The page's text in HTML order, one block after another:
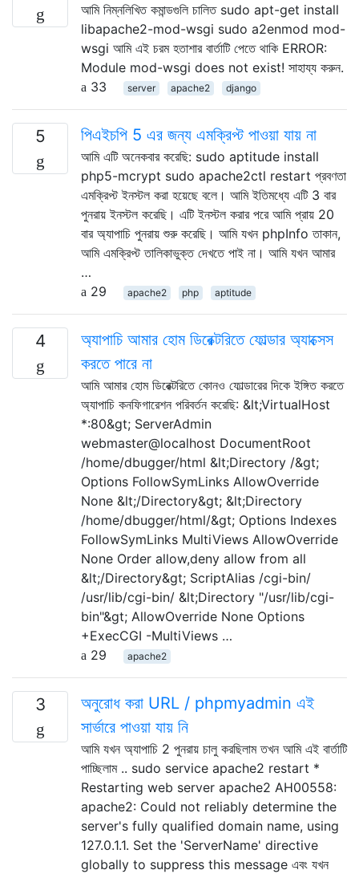
আমি নিম্নলিখিত কমান্ডগুলি চালিত sudo apt-get install
libapache2-mod-wsgi sudo a2enmod mod-
wsgi আমি এই চরম হতাশার বার্তাটি পেতে থাকি ERROR:
Module mod-wsgi does not exist! সাহায্য করুন.
33
server apache2 django
5 পিএইচপি 5 এর জন্য এমক্রিপ্ট পাওয়া যায় না
আমি এটি অনেকবার করেছি: sudo aptitude install
php5-mcrypt sudo apache2ctl restart প্রবণতা
এমক্রিপ্ট ইনস্টল করা হয়েছে বলে। আমি ইতিমধ্যে এটি 3 বার
পুনরায় ইনস্টল করেছি। এটি ইনস্টল করার পরে আমি প্রায় 20
বার অ্যাপাচি পুনরায় শুরু করেছি। আমি যখন phpInfo তাকান,
আমি এমক্রিপ্ট তালিকাভুক্ত দেখতে পাই না। আমি যখন আমার
…
29
apache2 php aptitude
4
অ্যাপাচি আমার হোম ডিরেক্টরিতে ফোল্ডার অ্যাক্সেস
করতে পারে না
আমি আমার হোম ডিরেক্টরিতে কোনও ফোল্ডারের দিকে ইঙ্গিত করতে
অ্যাপাচি কনফিগারেশন পরিবর্তন করেছি: &lt;VirtualHost
*:80&gt; ServerAdmin
webmaster@localhost DocumentRoot
/home/dbugger/html &lt;Directory /&gt;
Options FollowSymLinks AllowOverride
None &lt;/Directory&gt; &lt;Directory
/home/dbugger/html/&gt; Options Indexes
FollowSymLinks MultiViews AllowOverride
None Order allow,deny allow from all
&lt;/Directory&gt; ScriptAlias /cgi-bin/
/usr/lib/cgi-bin/ &lt;Directory "/usr/lib/cgi-
bin"&gt; AllowOverride None Options
+ExecCGI -MultiViews …
29
apache2
3
অনুরোধ করা URL / phpmyadmin এই
সার্ভারে পাওয়া যায় নি
আমি যখন অ্যাপাচি 2 পুনরায় চালু করছিলাম তখন আমি এই বার্তাটি
পাচ্ছিলাম .. sudo service apache2 restart *
Restarting web server apache2 AH00558:
apache2: Could not reliably determine the
server's fully qualified domain name, using
127.0.1.1. Set the 'ServerName' directive
globally to suppress this message এবং যখন